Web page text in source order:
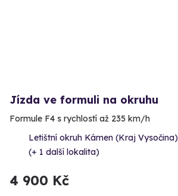
Jízda ve formuli na okruhu
Formule F4 s rychlostí až 235 km/h
Letištní okruh Kámen (Kraj Vysočina)
(+ 1 další lokalita)
4 900 Kč